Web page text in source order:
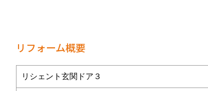
リフォーム概要
リシェント玄関ドア３